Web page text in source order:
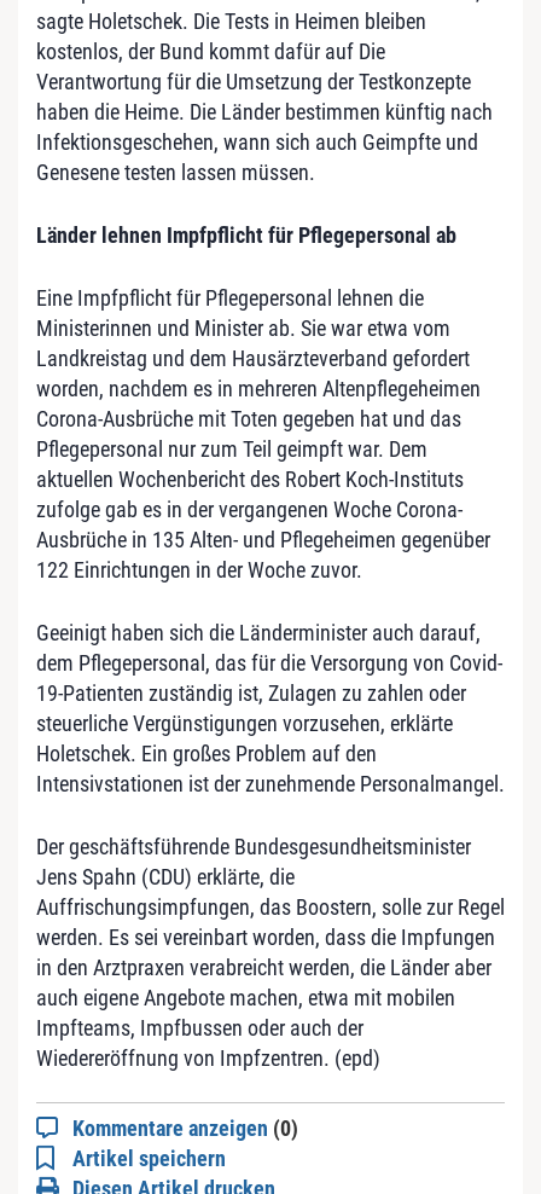
sagte Holetschek. Die Tests in Heimen bleiben
kostenlos, der Bund kommt dafür auf Die
Verantwortung für die Umsetzung der Testkonzepte
haben die Heime. Die Länder bestimmen künftig nach
Infektionsgeschehen, wann sich auch Geimpfte und
Genesene testen lassen müssen.
Länder lehnen Impfpflicht für Pflegepersonal ab
Eine Impfpflicht für Pflegepersonal lehnen die
Ministerinnen und Minister ab. Sie war etwa vom
Landkreistag und dem Hausärzteverband gefordert
worden, nachdem es in mehreren Altenpflegeheimen
Corona-Ausbrüche mit Toten gegeben hat und das
Pflegepersonal nur zum Teil geimpft war. Dem
aktuellen Wochenbericht des Robert Koch-Instituts
zufolge gab es in der vergangenen Woche Corona-
Ausbrüche in 135 Alten- und Pflegeheimen gegenüber
122 Einrichtungen in der Woche zuvor.
Geeinigt haben sich die Länderminister auch darauf,
dem Pflegepersonal, das für die Versorgung von Covid-
19-Patienten zuständig ist, Zulagen zu zahlen oder
steuerliche Vergünstigungen vorzusehen, erklärte
Holetschek. Ein großes Problem auf den
Intensivstationen ist der zunehmende Personalmangel.
Der geschäftsführende Bundesgesundheitsminister
Jens Spahn (CDU) erklärte, die
Auffrischungsimpfungen, das Boostern, solle zur Regel
werden. Es sei vereinbart worden, dass die Impfungen
in den Arztpraxen verabreicht werden, die Länder aber
auch eigene Angebote machen, etwa mit mobilen
Impfteams, Impfbussen oder auch der
Wiedereröffnung von Impfzentren. (epd)
Kommentare anzeigen (0)
Artikel speichern
Diesen Artikel drucken